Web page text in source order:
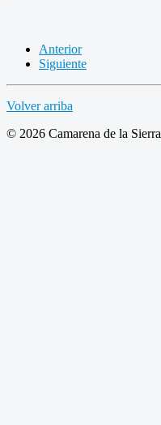
Anterior
Siguiente
Volver arriba
© 2026 Camarena de la Sierra